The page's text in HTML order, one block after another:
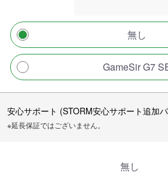
無し
GameSir G7
安心サポート (STORM安心サポート追加
※延長保証ではございません。
無し